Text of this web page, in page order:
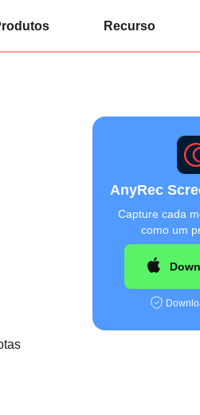
Recurso
AnyRec
Capture cada
como um